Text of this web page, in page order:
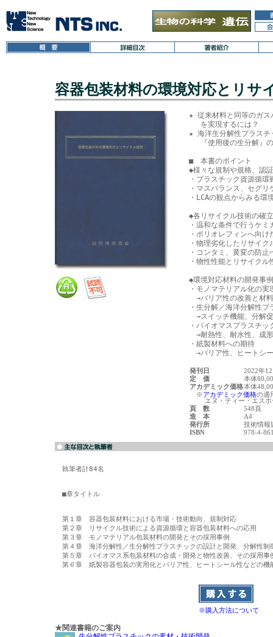
容器包装材料の環境対応とリサ
★ 従来材料と同等のガス
を実現するには？
★ 海洋生分解性プラスチ
『使用後の生分解』
■　本書のポイント
◆様々な規制や規格、認
・プラスチック資源循環
・マスバランス、セグ
・LCAの観点からみる環
◆各リサイクル技術の確
・温和な条件で行うケミ
・ポリオレフィンへ向
・物理劣化したリサイ
・コンタミ、黄変の防止
・物性性能とリサイクル
◆環境対応材料の開発事
・モノマテリアル化の実
→バリア性の改善と材
・生分解／海洋分解性
→スイッチ機能、分解
・バイオマスプラスチッ
→耐熱性、耐水性、成
・紙製材料への期待
発刊日
2022年
定 価
本体
アカデミック価格本体
※アカデミック価格の適
エヌ・ティー・エスホ
頁 数
548頁
造 本
A4
発行所
技術情報
ISBN
978-4-
執筆者計84名
■章タイトル
第１章　容器包装材料における市場・技術動向、規制対応
第２章　リサイクル技術による資源循環と容器包装材料への応用
第３章　モノマテリアル包装材料の開発とその採用事例
第４章　海洋分解性／生分解性プラスチックの設計と開発、分解性制
第５章　バイオマス系包装材料の合成・開発と物性改善、その採用事
第６章　紙製容器包装の実用化とバリア性、ヒートシール性などの機
※購入方法について
★関連書籍のご案内